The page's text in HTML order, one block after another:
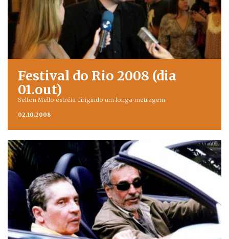
Festival do Rio 2008 (dia
01.out)
Selton Mello estréia dirigindo um longa-metragem
02.10.2008